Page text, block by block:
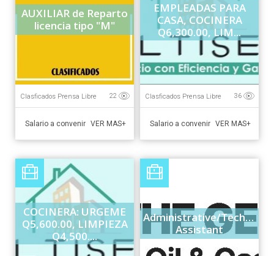
AUXILIAR de Reparto
licencia tipo "M"
Clasficados Prensa Libre 22
Salario a convenir VER MAS+
EMPLEADAS PARA
CASA, COCINERA
Q6,300.00, LIM...
Clasficados Prensa Libre 36
Salario a convenir VER MAS+
COCINERA: URGEME
Q5,600.00, LIMPIEZA
Q4,500....
Administrative/Technical
Assistant